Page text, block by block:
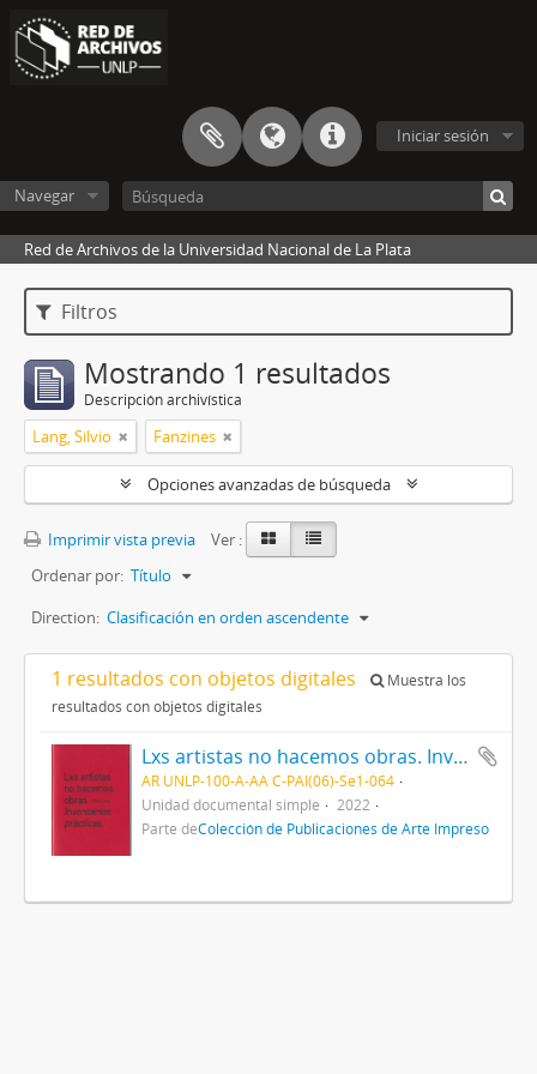
Iniciar sesión
Navegar
Red de Archivos de la Universidad Nacional de La Plata
Filtros
Mostrando 1 resultados
Descripción archivística
Lang, Silvio Fanzines
Opciones avanzadas de búsqueda
Imprimir vista previa
Ver :
Ordenar por: Título
Direction: Clasificación en orden ascendente
1 resultados con objetos digitales
Muestra los
resultados con objetos digitales
Lxs artistas no hacemos obras. Inventamos prácticas
AR UNLP-100-A-AA C-PAI(06)-Se1-064
Unidad documental simple
2022
Parte deColección de Publicaciones de Arte Impreso